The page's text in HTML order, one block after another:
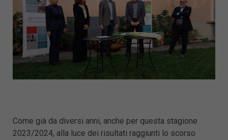
Come già da diversi anni, anche per questa stagione
2023/2024, alla luce dei risultati raggiunti lo scorso